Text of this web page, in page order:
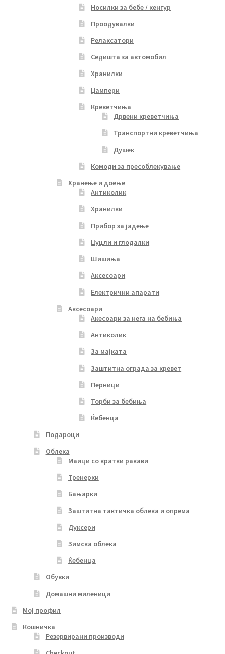
Носилки за бебе / кенгур
Проодувалки
Релаксатори
Седишта за автомобил
Хранилки
Џампери
Креветчиња
Дрвени креветчиња
Транспортни креветчиња
Душек
Комоди за пресоблекување
Хранење и доење
Антиколик
Хранилки
Прибор за јадење
Цуцли и глодалки
Шишиња
Аксесоари
Електрични апарати
Аксесоари
Акесоари за нега на бебиња
Антиколик
За мајката
Заштитна ограда за кревет
Перници
Торби за бебиња
Ќебенца
Подароци
Облека
Маици со кратки ракави
Тренерки
Бањарки
Заштитна тактичка облека и опрема
Дуксери
Зимска облека
Ќебенца
Обувки
Домашни миленици
Мој профил
Кошничка
Резервирани производи